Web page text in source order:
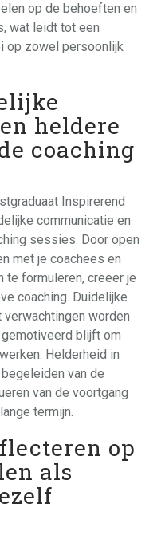
op de behoeften en
wat leidt tot een
op zowel persoonlijk
heldere
coaching
Inspirerend
communicatie en
sessies. Door open
met je coachees en
te formuleren, creëer je
coaching. Duidelijke
worden
blijft om
Helderheid in
van de
van de voortgang
termijn.
op
als